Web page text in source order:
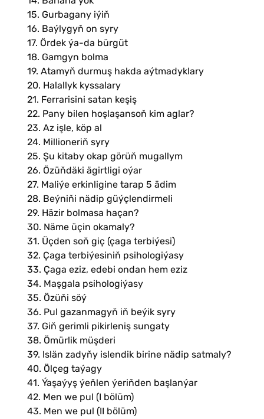
15. Gurbagany iýiň
16. Baýlygyň on syry
17. Ördek ýa-da bürgüt
18. Gamgyn bolma
19. Atamyň durmuş hakda aýtmadyklary
20. Halallyk kyssalary
21. Ferrarisini satan keşiş
22. Pany bilen hoşlaşansoň kim aglar?
23. Az işle, köp al
24. Millioneriň syry
25. Şu kitaby okap görüň mugallym
26. Özüňdäki ägirtligi oýar
27. Maliýe erkinligine tarap 5 ädim
28. Beýniňi nädip güýçlendirmeli
29. Häzir bolmasa haçan?
30. Näme üçin okamaly?
31. Üçden soň giç (çaga terbiýesi)
32. Çaga terbiýesiniň psihologiýasy
33. Çaga eziz, edebi ondan hem eziz
34. Maşgala psihologiýasy
35. Özüňi söý
36. Pul gazanmagyň iň beýik syry
37. Giň gerimli pikirleniş sungaty
38. Ömürlik müşderi
39. Islän zadyňy islendik birine nädip satmaly?
40. Ölçeg taýagy
41. Ýaşaýyş ýeňlen ýeriňden başlanýar
42. Men we pul (I bölüm)
43. Men we pul (II bölüm)